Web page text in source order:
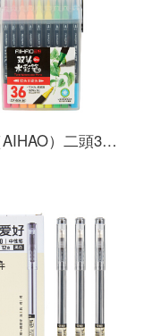
趣味（AIHAO）二頭36色の水彩ペンセットソフトヘッド水洗画ブラシCP 600